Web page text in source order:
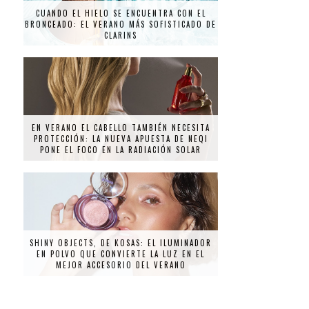
CUANDO EL HIELO SE ENCUENTRA CON EL
BRONCEADO: EL VERANO MÁS SOFISTICADO DE
CLARINS
EN VERANO EL CABELLO TAMBIÉN NECESITA
PROTECCIÓN: LA NUEVA APUESTA DE NEQI
PONE EL FOCO EN LA RADIACIÓN SOLAR
SHINY OBJECTS, DE KOSAS: EL ILUMINADOR
EN POLVO QUE CONVIERTE LA LUZ EN EL
MEJOR ACCESORIO DEL VERANO